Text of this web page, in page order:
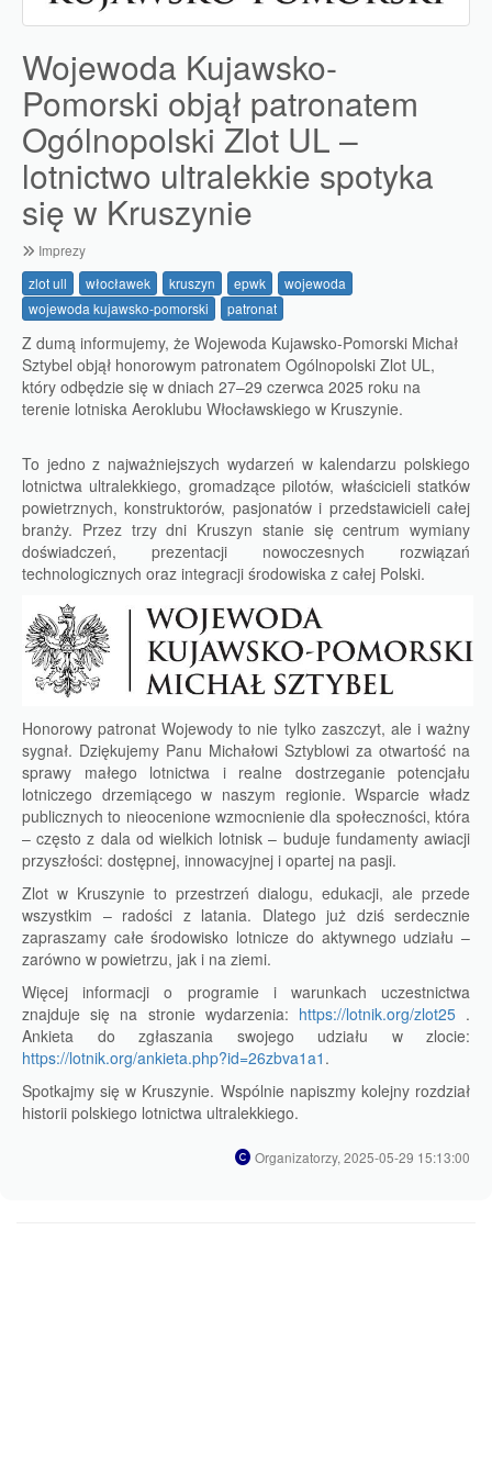
Wojewoda Kujawsko-
Pomorski objął patronatem
Ogólnopolski Zlot UL –
lotnictwo ultralekkie spotyka
się w Kruszynie
Imprezy
zlot ull
włocławek kruszyn epwk
wojewoda
wojewoda kujawsko-pomorski
patronat
Z dumą informujemy, że Wojewoda Kujawsko-Pomorski Michał
Sztybel objął honorowym patronatem Ogólnopolski Zlot UL,
który odbędzie się w dniach 27–29 czerwca 2025 roku na
terenie lotniska Aeroklubu Włocławskiego w Kruszynie.
To jedno z najważniejszych wydarzeń w kalendarzu polskiego
lotnictwa ultralekkiego, gromadzące pilotów, właścicieli statków
powietrznych, konstruktorów, pasjonatów i przedstawicieli całej
branży. Przez trzy dni Kruszyn stanie się centrum wymiany
doświadczeń, prezentacji nowoczesnych rozwiązań
technologicznych oraz integracji środowiska z całej Polski.
Honorowy patronat Wojewody to nie tylko zaszczyt, ale i ważny
sygnał. Dziękujemy Panu Michałowi Sztyblowi za otwartość na
sprawy małego lotnictwa i realne dostrzeganie potencjału
lotniczego drzemiącego w naszym regionie. Wsparcie władz
publicznych to nieocenione wzmocnienie dla społeczności, która
– często z dala od wielkich lotnisk – buduje fundamenty awiacji
przyszłości: dostępnej, innowacyjnej i opartej na pasji.
Zlot w Kruszynie to przestrzeń dialogu, edukacji, ale przede
wszystkim – radości z latania. Dlatego już dziś serdecznie
zapraszamy całe środowisko lotnicze do aktywnego udziału –
zarówno w powietrzu, jak i na ziemi.
Więcej informacji o programie i warunkach uczestnictwa
znajduje się na stronie wydarzenia: https://lotnik.org/zlot25.
Ankieta do zgłaszania swojego udziału w zlocie:
https://lotnik.org/ankieta.php?id=26zbva1a1 .
Spotkajmy się w Kruszynie. Wspólnie napiszmy kolejny rozdział
historii polskiego lotnictwa ultralekkiego.
Organizatorzy, 2025-05-29 15:13:00